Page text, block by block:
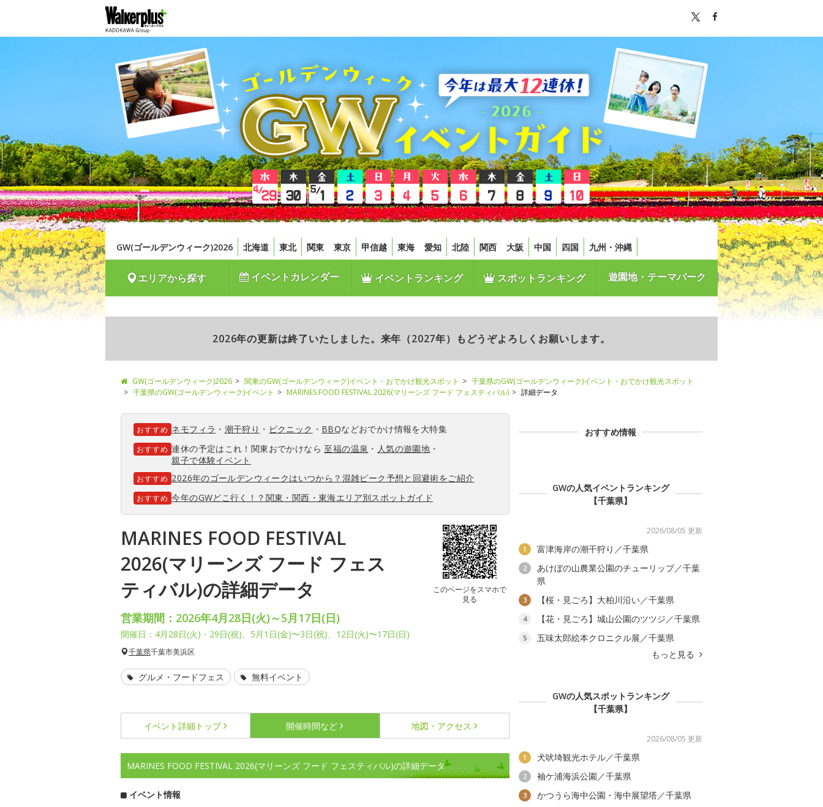
GW(ゴールデンウィーク)2026 北海道 東北 関東 東京 甲信越 東海 愛知 北陸 関西 大阪 中国 四国 九州・沖縄
エリアから探す イベントカレンダー イベントランキング スポットランキング 遊園地・テーマパーク
2026年の更新は終了いたしました。来年（2027年）もどうぞよろしくお願いします。
GW(ゴールデンウィーク)2026 関東のGW(ゴールデンウィーク)イベント・おでかけ観光スポット
千葉県のGW(ゴールデンウィーク)イベント・おでかけ観光スポット
千葉県のGW(ゴールデンウィーク)イベント
MARINES FOOD FESTIVAL 2026(マリーンズ フード フェスティバル) 詳細データ
おすすめ ネモフィラ ・ 潮干狩り ・ ピクニック ・ BBQなどおでかけ情報を大特集
おすすめ 連休の予定はこれ！関東おでかけなら至福の温泉 ・ 人気の遊園地 ・
親子で体験イベント
おすすめ 2026年のゴールデンウィークはいつから？混雑ピーク予想と回避術をご紹介
おすすめ 今年のGWどこ行く！？関東・関西・東海エリア別スポットガイド
MARINES FOOD FESTIVAL
2026(マリーンズ フード フェス
ティバル)の詳細データ
このページをスマホで
見る
営業期間：2026年4月28日(火)～5月17日(日)
開催日：4月28日(火)・29日(祝)、5月1日(金)〜3日(祝)、12日(火)〜17日(日)
千葉県千葉市美浜区
グルメ・フードフェス 無料イベント
イベント詳細 トップ 開催時間など 地図・アクセス
MARINES FOOD FESTIVAL 2026(マリーンズ フード フェスティバル)の詳細データ
イベント情報
おすすめ情報
GWの人気イベントランキング
【千葉県】
2026/08/05 更新
1 富津海岸の潮干狩り／千葉県
2
あけぼの山農業公園のチューリップ／千葉
県
3 【桜・見ごろ】大柏川沿い／千葉県
4 【花・見ごろ】城山公園のツツジ／千葉県
5
五味太郎絵本クロニクル展／千葉県
もっと見る
GWの人気スポットランキング
【千葉県】
2026/08/05 更新
1 犬吠埼観光ホテル／千葉県
2 袖ケ浦海浜公園／千葉県
3 かつうら海中公園・海中展望塔／千葉県